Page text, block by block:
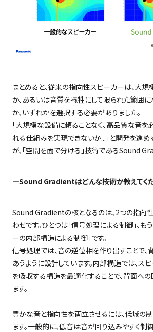
まとめると、従来の指向性スピーカーは、大
か、あるいは音質を犠牲にして限られた範囲
か、いずれかを選択する必要がありました。
「大規模な設備に頼ることなく、高品質な音
れる仕組みを実現できないか...」と開発を進
が、「空間を面で分ける」技術であるSound
―Sound Gradientはどんな技術か教えてく
Sound Gradientの核となるのは、 2つの指向
わせです。ひとつは「信号処理による制御」、も
ーの内部構造による制御」です。
信号処理では、音の逆位相を作り出すことで、
あうように設計しています。内部構造では、ス
を吸収する構造を最適化することで、背面へ
ます。
豊かな音と指向性を両立させるには、低域の
ます。一般的に、低音は音が回り込みやすく制